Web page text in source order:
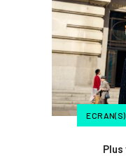
ECRAN(S)